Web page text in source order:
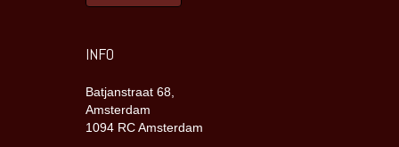
INFO
Batjanstraat 68,
Amsterdam
1094 RC Amsterdam